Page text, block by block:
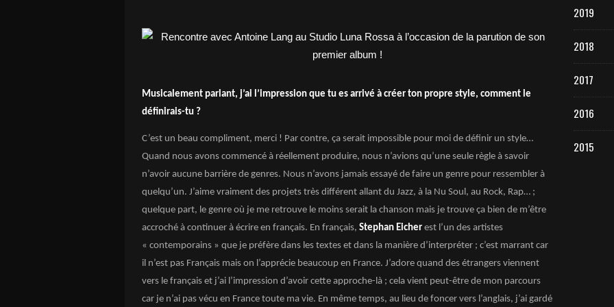
Musicalement parlant, j’ai l’impression que tu es arrivé à créer ton propre style, comment le
définirais-tu ?
C’est un beau compliment, merci ! Par contre, ça serait impossible pour moi de définir un style…
Quand nous avons commencé à réellement produire, nous n’avions qu’une seule règle à savoir
n’avoir aucune barrière de genres. Nous n’avons jamais essayé de faire un genre pour ressembler à
quelqu’un. J’aime vraiment des projets très différent allant du Jazz, à la Nu Soul, au Rock, Rap… ;
quelque part, le genre où je me retrouve le moins serait la chanson mais je trouve ça bien de m’être
accroché à continuer à écrire en français. En français, Stephan Eicher est l’un des artistes
« contemporains » que je préfère dans les textes et dans la manière d’interpréter ; c’est marrant car
il n’est pas Français mais on l’apprécie beaucoup en France. J’adore quand des étrangers viennent
vers le français et j’ai l’impression d’avoir cette approche-là ; cela vient peut-être de mon parcours
car je n’ai pas vécu en France toute ma vie. En même temps, au lieu de foncer vers l’anglais, j’ai gardé
2019
2018
2017
2016
2015